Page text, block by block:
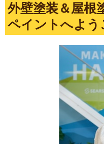
外壁塗装＆屋根
ペイントへよう